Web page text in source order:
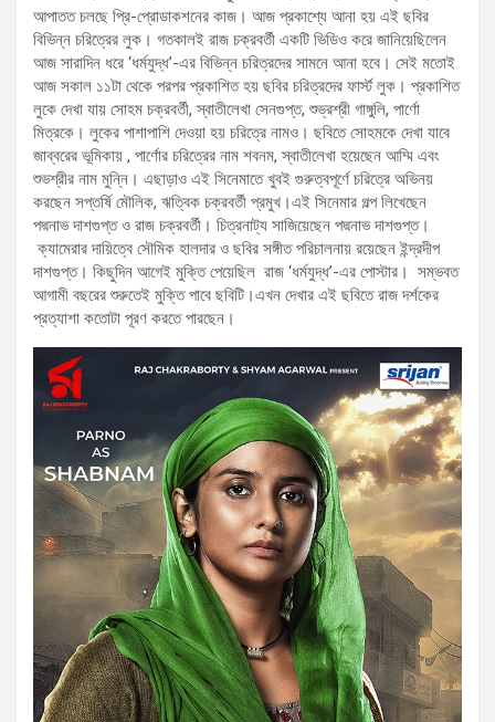
আপাতত চলছে প্রি-প্রোডাকশনের কাজ। আজ প্রকাশ্যে আনা হয় এই ছবির
বিভিন্ন চরিত্রের লুক। গতকালই রাজ চক্রবর্তী একটি ভিডিও করে জানিয়েছিলেন
আজ সারাদিন ধরে ‘ধর্মযুদ্ধ’-এর বিভিন্ন চরিত্রদের সামনে আনা হবে। সেই মতোই
আজ সকাল ১১টা থেকে পরপর প্রকাশিত হয় ছবির চরিত্রদের ফার্স্ট লুক। প্রকাশিত
লুকে দেখা যায় সোহম চক্রবর্তী, স্বাতীলেখা সেনগুপ্ত, শুভ্রশ্রী গাঙ্গুলি, পার্ণো
মিত্রকে। লুকের পাশাপাশি দেওয়া হয় চরিত্রে নামও। ছবিতে সোহমকে দেখা যাবে
জাব্বরের ভূমিকায় , পার্ণোর চরিত্রের নাম শবনম, স্বাতীলেখা হয়েছেন আম্মি এবং
শুভশ্রীর নাম মুন্নি। এছাড়াও এই সিনেমাতে খুবই গুরুত্বপূর্ণে চরিত্রে অভিনয়
করছেন সপ্তর্ষি মৌলিক, ঋত্বিক চক্রবর্তী প্রমুখ।এই সিনেমার গল্প লিখেছেন
পদ্মনাভ দাশগুপ্ত ও রাজ চক্রবর্তী। চিত্রনাট্য সাজিয়েছেন পদ্মনাভ দাশগুপ্ত।
ক্যামেরার দায়িত্বে সৌমিক হালদার ও ছবির সঙ্গীত পরিচালনায় রয়েছেন ইন্দ্রদীপ
দাশগুপ্ত। কিছুদিন আগেই মুক্তি পেয়েছিল রাজ ‘ধর্মযুদ্ধ’-এর পোস্টার। সম্ভবত
আগামী বছরের শুরুতেই মুক্তি পাবে ছবিটি।এখন দেখার এই ছবিতে রাজ দর্শকের
প্রত্যাশা কতোটা পূরণ করতে পারছেন।